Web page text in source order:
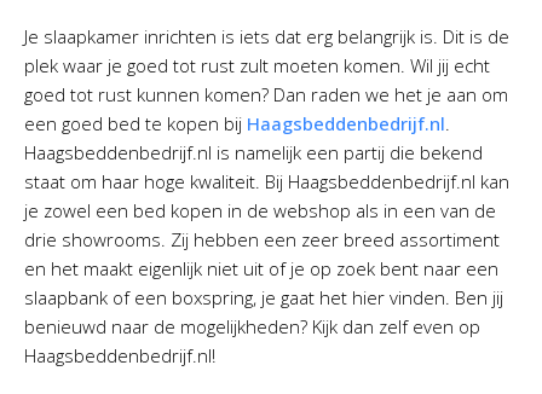
Je slaapkamer inrichten is iets dat erg belangrijk is. Dit is de
plek waar je goed tot rust zult moeten komen. Wil jij echt
goed tot rust kunnen komen? Dan raden we het je aan om
een goed bed te kopen bij Haagsbeddenbedrijf.nl.
Haagsbeddenbedrijf.nl is namelijk een partij die bekend
staat om haar hoge kwaliteit. Bij Haagsbeddenbedrijf.nl kan
je zowel een bed kopen in de webshop als in een van de
drie showrooms. Zij hebben een zeer breed assortiment
en het maakt eigenlijk niet uit of je op zoek bent naar een
slaapbank of een boxspring, je gaat het hier vinden. Ben jij
benieuwd naar de mogelijkheden? Kijk dan zelf even op
Haagsbeddenbedrijf.nl!